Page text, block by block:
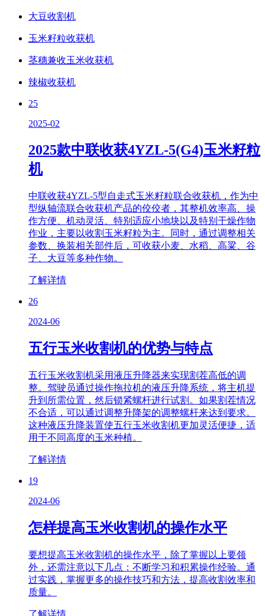
大豆收割机
玉米籽粒收获机
茎穗兼收玉米收获机
辣椒收获机
25
2025-02
2025款中联收获4YZL-5(G4)玉米籽粒
机
中联收获4YZL-5型自走式玉米籽粒联合收获机，作为中
型纵轴流联合收获机产品的佼佼者，其整机效率高、操
作方便、机动灵活、特别适应小地块以及特别干燥作物
作业，主要以收割玉米籽粒为主。同时，通过调整相关
参数、换装相关部件后，可收获小麦、水稻、高粱、谷
子、大豆等多种作物。
了解详情
26
2024-06
五行玉米收割机的优势与特点
五行玉米收割机采用液压升降器来实现割茬高低的调
整。驾驶员通过操作拖拉机的液压升降系统，将主机提
升到所需位置，然后锁紧螺杆进行试割。如果割茬情况
不合适，可以通过调整升降架的调整螺杆来达到要求。
这种液压升降装置使五行玉米收割机更加灵活便捷，适
用于不同高度的玉米种植。
了解详情
19
2024-06
怎样提高玉米收割机​的操作水平
要想提高玉米收割机​的操作水平，除了掌握以上要领
外，还需注意以下几点：不断学习和积累操作经验。通
过实践，掌握更多的操作技巧和方法，提高收割效率和
质量。
了解详情